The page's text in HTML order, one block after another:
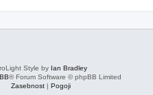
Style by Ian Bradley
® Forum Software © phpBB Limited
Zasebnost| Pogoji